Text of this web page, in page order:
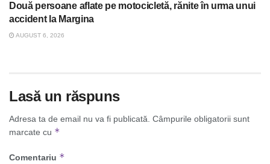
Două persoane aflate pe motocicletă, rănite în urma unui
accident la Margina
AUGUST 6, 2026
Lasă un răspuns
Adresa ta de email nu va fi publicată. Câmpurile obligatorii sunt
marcate cu *
Comentariu *